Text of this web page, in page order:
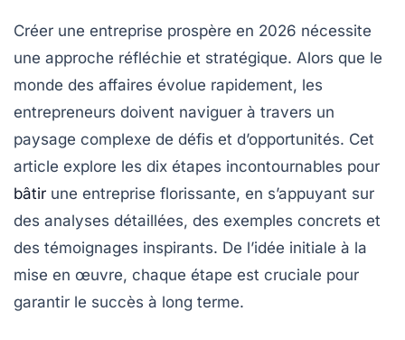
Créer une entreprise prospère en 2026 nécessite
une approche réfléchie et stratégique. Alors que le
monde des affaires évolue rapidement, les
entrepreneurs doivent naviguer à travers un
paysage complexe de défis et d’opportunités. Cet
article explore les dix étapes incontournables pour
bâtir une entreprise florissante, en s’appuyant sur
des analyses détaillées, des exemples concrets et
des témoignages inspirants. De l’idée initiale à la
mise en œuvre, chaque étape est cruciale pour
garantir le succès à long terme.